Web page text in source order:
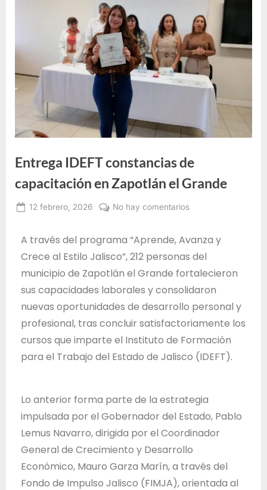
F
o
r
m
i
ó
n
a
r
e
l
T
r
a
b
a
j
e
l
E
t
Entrega IDEFT constancias de
capacitación en Zapotlán el Grande
12 febrero, 2026
Santos
Jiménez
No hay comentarios
A través del programa “Aprende, Avanza y
Crece al Estilo Jalisco”, 212 personas del
municipio de Zapotlán el Grande fortalecieron
sus capacidades laborales y consolidaron
nuevas oportunidades de desarrollo personal y
profesional, tras concluir satisfactoriamente los
cursos que imparte el Instituto de Formación
para el Trabajo del Estado de Jalisco (IDEFT).
Lo anterior forma parte de la estrategia
impulsada por el Gobernador del Estado, Pablo
Lemus Navarro, dirigida por el Coordinador
General de Crecimiento y Desarrollo
Económico, Mauro Garza Marín, a través del
Fondo de Impulso Jalisco (FIMJA), orientada al